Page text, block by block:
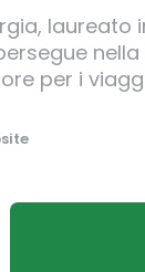
laureato
per i